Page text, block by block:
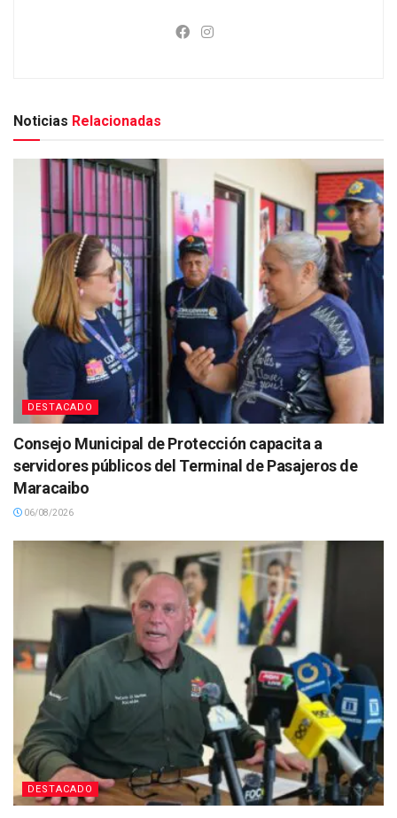
Noticias Relacionadas
DESTACADO
Consejo Municipal de Protección capacita a
servidores públicos del Terminal de Pasajeros de
Maracaibo
06/08/2026
DESTACADO